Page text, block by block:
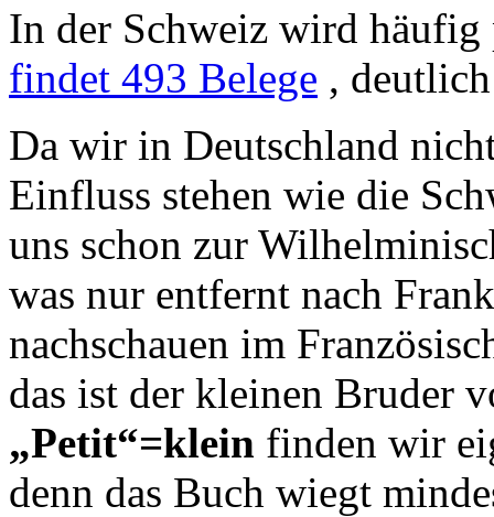
In der Schweiz wird
findet 493 Belege ,
Da wir in Deutschland
Einfluss stehen wie die
uns schon zur
was nur entfernt nach
nachschauen im
das ist der kleinen Bruder
„Petit“=klein finden wir
denn das Buch wiegt